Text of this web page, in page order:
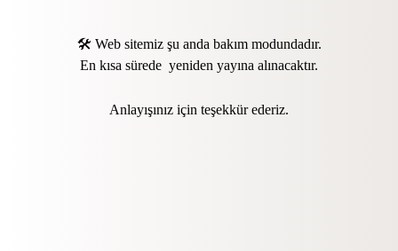
🛠️ Web sitemiz şu anda bakım modundadır.
En kısa sürede yeniden yayına alınacaktır.
Anlayışınız için teşekkür ederiz.